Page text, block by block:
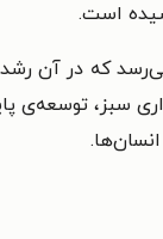
است.
که در آن
سبز، توسعه‌ی